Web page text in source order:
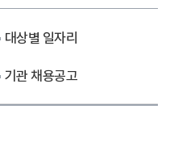
대상별 일자리
기관 채용공고